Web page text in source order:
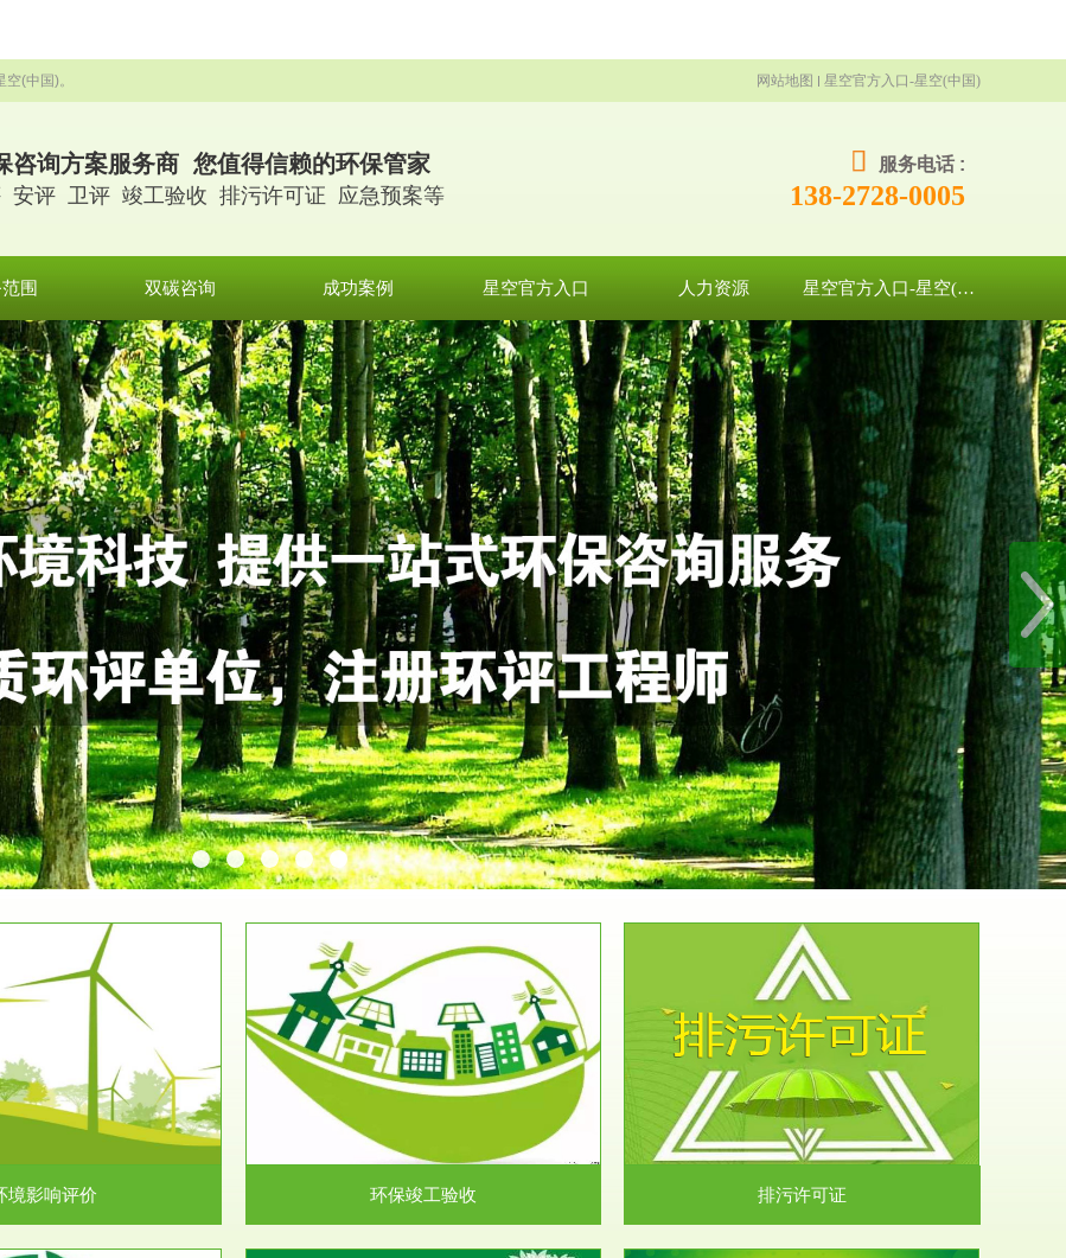
(中国)。 网站地图 星空官方入口-星空(中国)
咨询方案服务商 您值得信赖的环保管家
安评 卫评 竣工验收 排污许可证 应急预案等
服务电话 :
138-2728-0005
围 双碳咨询 成功案例 星空官方入口 人力资源 星空官方入口-星空(中国)
境影响评价
服务范围
环保竣工验收
环境保护管理条例》第十七条 编
环境影响报告书、...
环保竣工验收
服务范围
排污许可证
排污许可申报咨询：（排污许可证）根据《中华
人民共和国环境保护法》...
排污许可证